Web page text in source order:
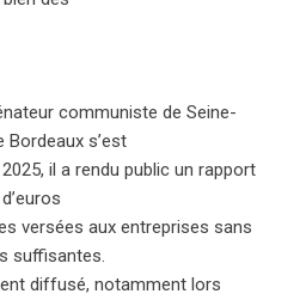
communiste de Seine-
Bordeaux s’est
il a rendu public un rapport
versées aux entreprises sans
suffisantes.
diffusé, notamment lors